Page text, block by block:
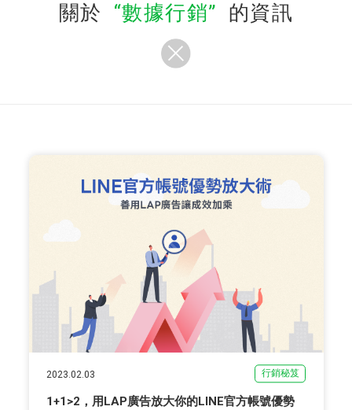
關於 數據行銷 的資訊
2023.02.03 行銷秘笈
1+1>2，用LAP廣告放大你的LINE官方帳號優勢